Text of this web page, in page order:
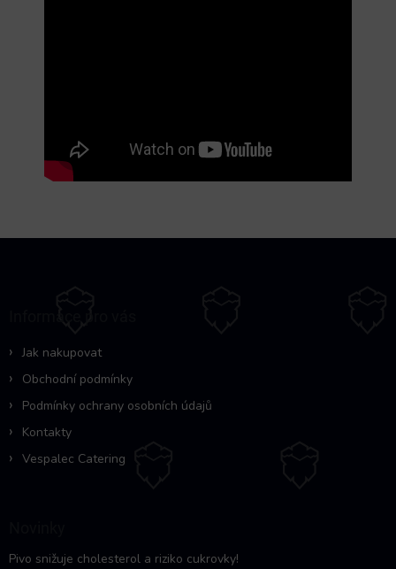
Jak nakupovat
Obchodní podmínky
Podmínky ochrany osobních údajů
Kontakty
Vespalec Catering
Pivo snižuje cholesterol a riziko cukrovky!